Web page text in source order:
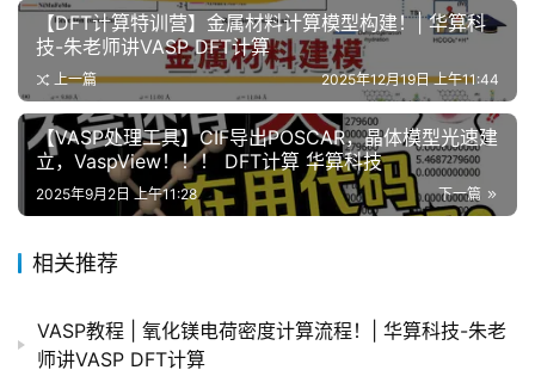
【DFT计算特训营】金属材料计算模型构建！| 华算科
技-朱老师讲VASP DFT计算
上一篇 2025年12月19日 上午11:44
【VASP处理工具】CIF导出POSCAR，晶体模型光速建
立，VaspView！！！ DFT计算 华算科技
下一篇
2025年9月2日 上午11:28
相关推荐
VASP教程 | 氧化镁电荷密度计算流程！| 华算科技-朱老
师讲VASP DFT计算